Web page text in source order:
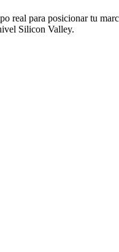
real para posicionar tu
Silicon Valley.